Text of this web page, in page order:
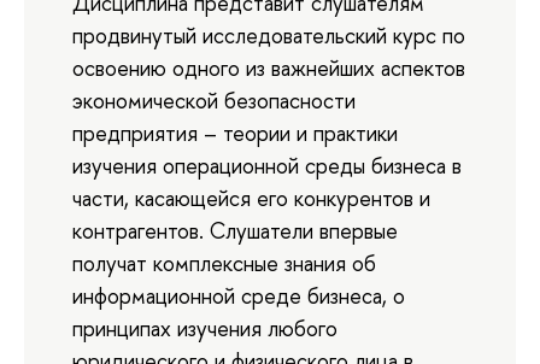
продвинутый исследовательский курс по
освоению одного из важнейших аспектов
экономической безопасности
предприятия – теории и практики
изучения операционной среды бизнеса в
части, касающейся его конкурентов и
контрагентов. Слушатели впервые
получат комплексные знания об
информационной среде бизнеса, о
принципах изучения любого